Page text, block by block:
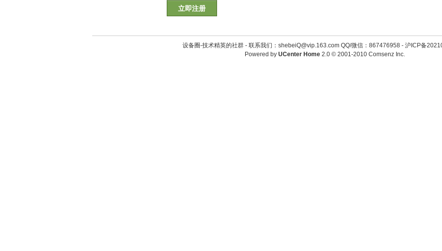
立即注册
设备圈-技术精英的社群 - 联系我们：shebeiQ@vip.163.com QQ/微信：867476958- 沪ICP备
Powered by UCenter Home 2.0© 2001-2010 Comsenz Inc.